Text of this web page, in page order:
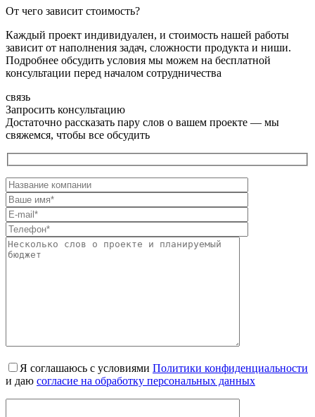
От чего зависит стоимость?
Каждый проект индивидуален, и стоимость нашей работы
зависит от наполнения задач, сложности продукта и ниши.
Подробнее обсудить условия мы можем на бесплатной
консультации перед началом сотрудничества
связь
Запросить консультацию
Достаточно рассказать пару слов о вашем проекте — мы
свяжемся, чтобы все обсудить
Я соглашаюсь с условиями Политики конфиденциальности
и даю согласие на обработку персональных данных